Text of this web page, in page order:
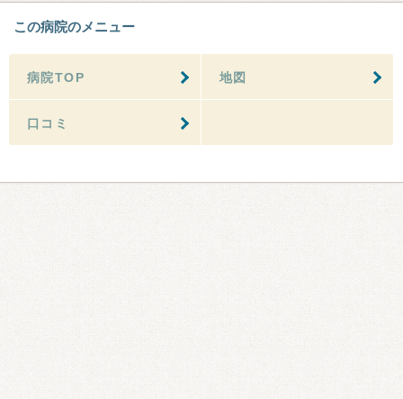
この病院のメニュー
病院TOP 地図
口コミ